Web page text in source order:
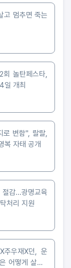
고 멈추면 죽는
놀탄페스타,
일 개최
로 변함", 랄랄,
복 자태 공개
감...광명교육
처리 지원
어떻게 살까?